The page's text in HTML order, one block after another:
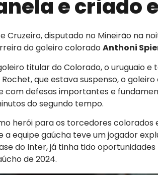
e criado
Cruzeiro, disputado no Mineirão na
do goleiro coloradoAnthoni
titular do Colorado, o uruguaio
que estava suspenso, o
com defesas importantes e
do segundo tempo.
herói para os torcedores
a equipe gaúcha teve um jogador
do Inter, já tinha tido
de 2024.